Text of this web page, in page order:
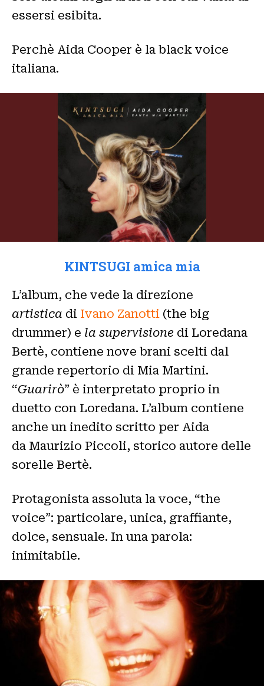
essersi esibita.
Perchè Aida Cooper è la black voice
italiana.
KINTSUGI amica mia
L’album, che vede la direzione
artistica di Ivano Zanotti (the big
drummer) e la supervisione di Loredana
Bertè, contiene nove brani scelti dal
grande repertorio di Mia Martini.
“Guarirò” è interpretato proprio in
duetto con Loredana. L’album contiene
anche un inedito scritto per Aida
da Maurizio Piccoli, storico autore delle
sorelle Bertè.
Protagonista assoluta la voce, “the
voice”: particolare, unica, graffiante,
dolce, sensuale. In una parola:
inimitabile.